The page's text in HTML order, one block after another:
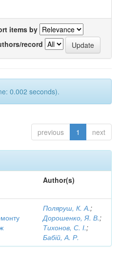
items by
record
0.002 seconds).
previous 1 next
Author(s)
Поляруш, К. А.;
Дорошенко, Я. В.;
Тихонов, С. І.;
Бабій, А. Р.